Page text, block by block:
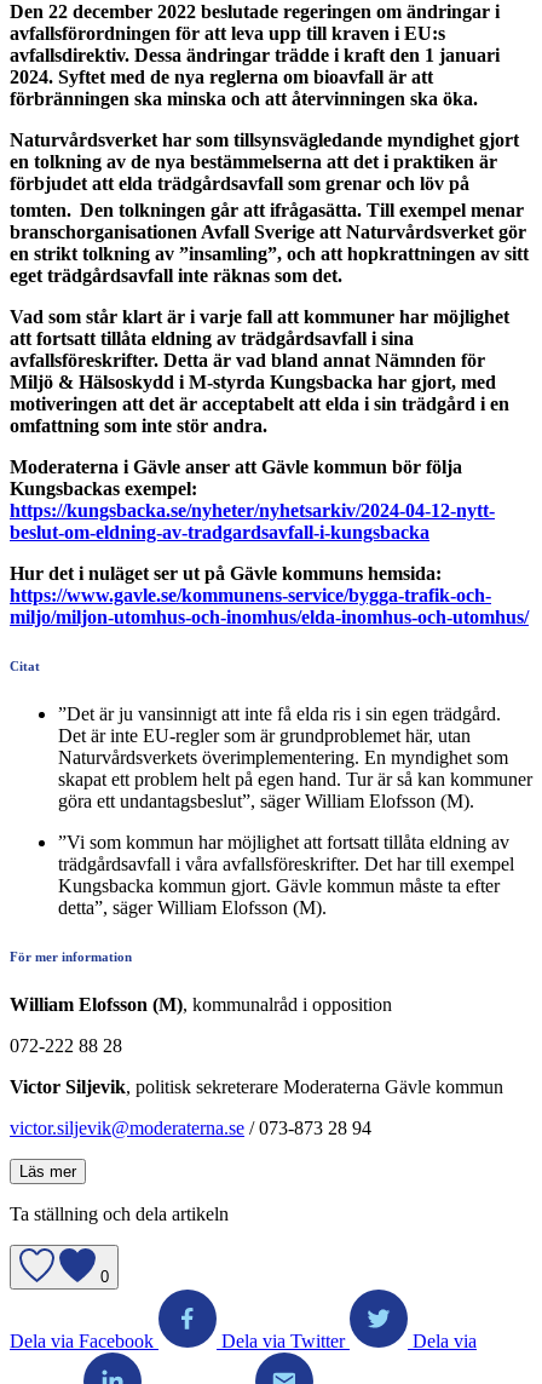
Den 22 december 2022 beslutade regeringen om ändringar i
avfallsförordningen för att leva upp till kraven i EU:s
avfallsdirektiv. Dessa ändringar trädde i kraft den 1 januari
2024. Syftet med de nya reglerna om bioavfall är att
förbränningen ska minska och att återvinningen ska öka.
Naturvårdsverket har som tillsynsvägledande myndighet gjort
en tolkning av de nya bestämmelserna att det i praktiken är
förbjudet att elda trädgårdsavfall som grenar och löv på
tomten. Den tolkningen går att ifrågasätta. Till exempel menar
branschorganisationen Avfall Sverige att Naturvårdsverket gör
en strikt tolkning av ”insamling”, och att hopkrattningen av sitt
eget trädgårdsavfall inte räknas som det.
Vad som står klart är i varje fall att kommuner har möjlighet
att fortsatt tillåta eldning av trädgårdsavfall i sina
avfallsföreskrifter. Detta är vad bland annat Nämnden för
Miljö & Hälsoskydd i M-styrda Kungsbacka har gjort, med
motiveringen att det är acceptabelt att elda i sin trädgård i en
omfattning som inte stör andra.
Moderaterna i Gävle anser att Gävle kommun bör följa
Kungsbackas exempel:
https://kungsbacka.se/nyheter/nyhetsarkiv/2024-04-12-nytt-
beslut-om-eldning-av-tradgardsavfall-i-kungsbacka
Hur det i nuläget ser ut på Gävle kommuns hemsida:
https://www.gavle.se/kommunens-service/bygga-trafik-och-
miljo/miljon-utomhus-och-inomhus/elda-inomhus-och-utomhus/
Citat
”Det är ju vansinnigt att inte få elda ris i sin egen trädgård.
Det är inte EU-regler som är grundproblemet här, utan
Naturvårdsverkets överimplementering. En myndighet som
skapat ett problem helt på egen hand. Tur är så kan kommuner
göra ett undantagsbeslut”, säger William Elofsson (M).
”Vi som kommun har möjlighet att fortsatt tillåta eldning av
trädgårdsavfall i våra avfallsföreskrifter. Det har till exempel
Kungsbacka kommun gjort. Gävle kommun måste ta efter
detta”, säger William Elofsson (M).
För mer information
William Elofsson (M), kommunalråd i opposition
072-222 88 28
Victor Siljevik, politisk sekreterare Moderaterna Gävle kommun
victor.siljevik@moderaterna.se / 073-873 28 94
Läs mer
Ta ställning och dela artikeln
0
Dela via Facebook Dela via Twitter Dela via